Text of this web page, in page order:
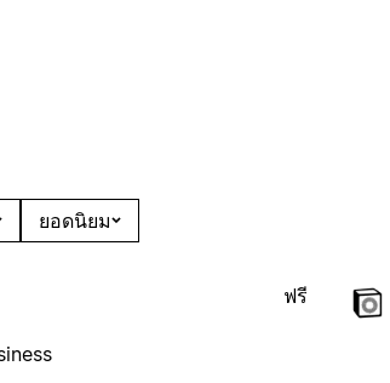
ยอดนิยม
ฟรี